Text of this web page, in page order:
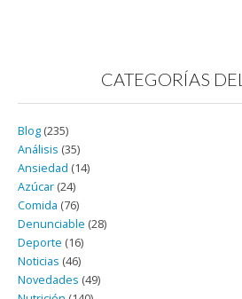
CATEGORÍAS
Blog (235)
Análisis (35)
Ansiedad (14)
Azúcar (24)
Comida (76)
Denunciable (28)
Deporte (16)
Noticias (46)
Novedades (49)